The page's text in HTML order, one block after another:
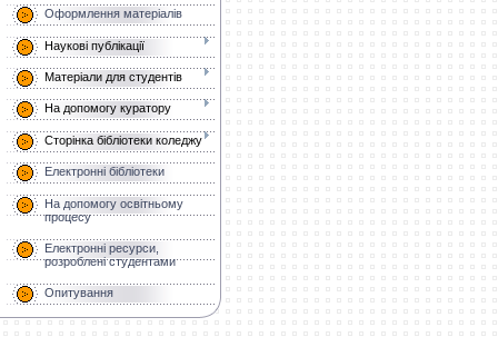
Оформлення матеріалів
Наукові публікації
Матеріали для студентів
На допомогу куратору
Сторінка бібліотеки коледжу
Електронні бібліотеки
На допомогу освітньому
процесу
Електронні ресурси,
розроблені студентами
Опитування